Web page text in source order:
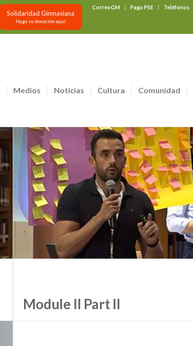
CorreoGM Pago PSE Teléfonos
Solidaridad Gimnasiana
Haga su donación aquí
Medios Noticias Cultura Comunidad
Module II Part II